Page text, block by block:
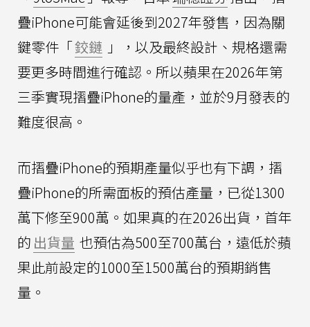
疊iPhone可能會延後到2027年發售，因為關
鍵零件「鉸鏈 」，以及最終設計、規格還需
要更多時間進行確認。所以蘋果在2026年第
三季實現摺疊iPhone的量產，並於9月發表的
難度很高。
而摺疊iPhone的預期產量似乎也有下調，摺
疊iPhone的所需面板的預估產量，已從1300
萬下修至900萬。如果真的在2026出貨，首年
的 出貨量 也預估為500至700萬台，遠低於蘋
果此前設定的1000至1500萬台的預期銷售
量。